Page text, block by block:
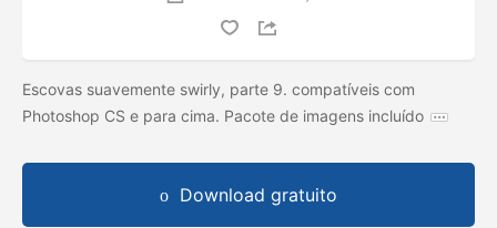
Escovas suavemente swirly, parte 9. compatíveis com
Photoshop CS e para cima. Pacote de imagens incluído
Download gratuito